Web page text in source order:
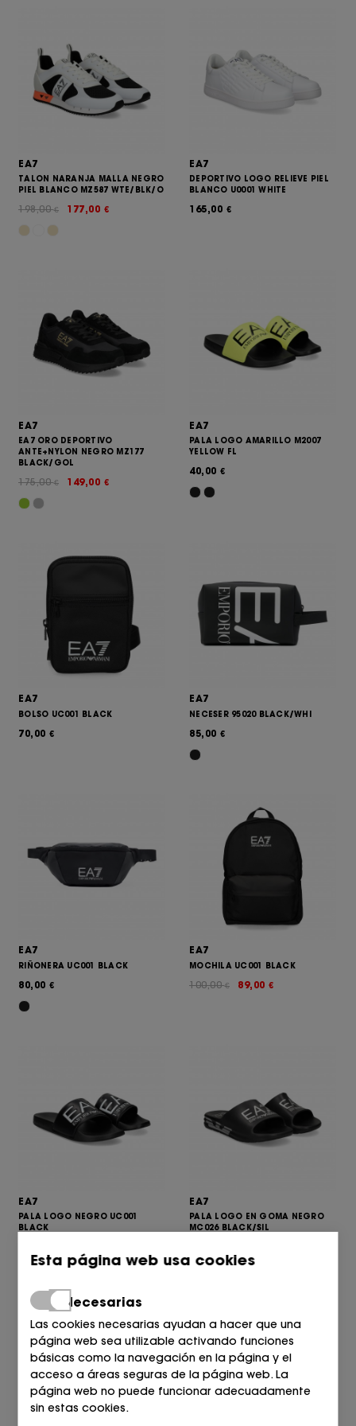
EA7
TALON NARANJA MALLA NEGRO
PIEL BLANCO MZ587 WTE/BLK/O
177,00 €
198,00€
EA7
DEPORTIVO LOGO RELIEVE PIEL
BLANCO U0001 WHITE
165,00 €
EA7
EA7 ORO DEPORTIVO
ANTE+NYLON NEGRO MZ177
BLACK/GOL
149,00 €
175,00€
EA7
PALA LOGO AMARILLO M2007
YELLOW FL
40,00 €
EA7
BOLSO UC001 BLACK
70,00 €
EA7
NECESER 95020 BLACK/WHI
85,00 €
EA7
RIÑONERA UC001 BLACK
80,00 €
EA7
MOCHILA UC001 BLACK
89,00 €
100,00€
EA7
PALA LOGO NEGRO UC001
BLACK
EA7
PALA LOGO EN GOMA NEGRO
MC026 BLACK/SIL
Esta página web usa cookies
Necesarias
Las cookies necesarias ayudan a hacer que una
página web sea utilizable activando funciones
básicas como la navegación en la página y el
acceso a áreas seguras de la página web. La
página web no puede funcionar adecuadamente
sin estas cookies.